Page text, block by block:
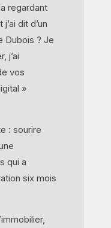
regardant
dit d’un
Dubois ? Je
j’ai
vos
»
: sourire
qui a
six mois